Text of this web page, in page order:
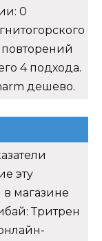
0
повторений
4 подхода.
дешево.
эту
магазине
Тритрен